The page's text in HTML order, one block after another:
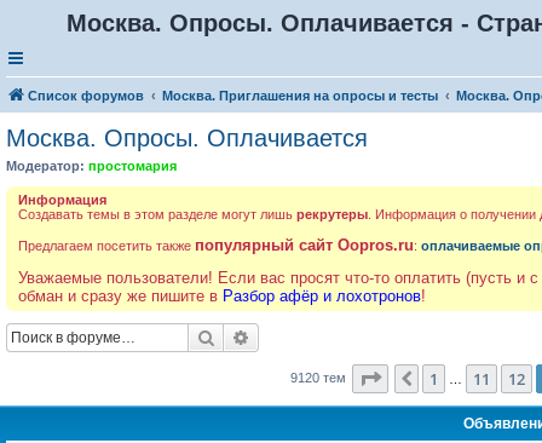
Москва. Опросы. Оплачивается -
Список форумов Москва. Приглашения на опросы и тесты Москва.
Москва. Опросы. Оплачивается
Модератор: простомария
Информация
Создавать темы в этом разделе могут лишь рекрутеры . Информация о получении
Предлагаем посетить также популярный сайт Oopros.ru: оплачиваемые
Уважаемые пользователи! Если вас просят что-то оплатить (пусть и
обман и сразу же пишите в Разбор афёр и лохотронов!
Поиск
9120 тем Страница 13из 365
Пред.
1 11 12